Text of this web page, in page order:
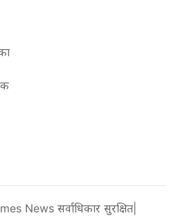
News सर्वाधिकार सुरक्षित|